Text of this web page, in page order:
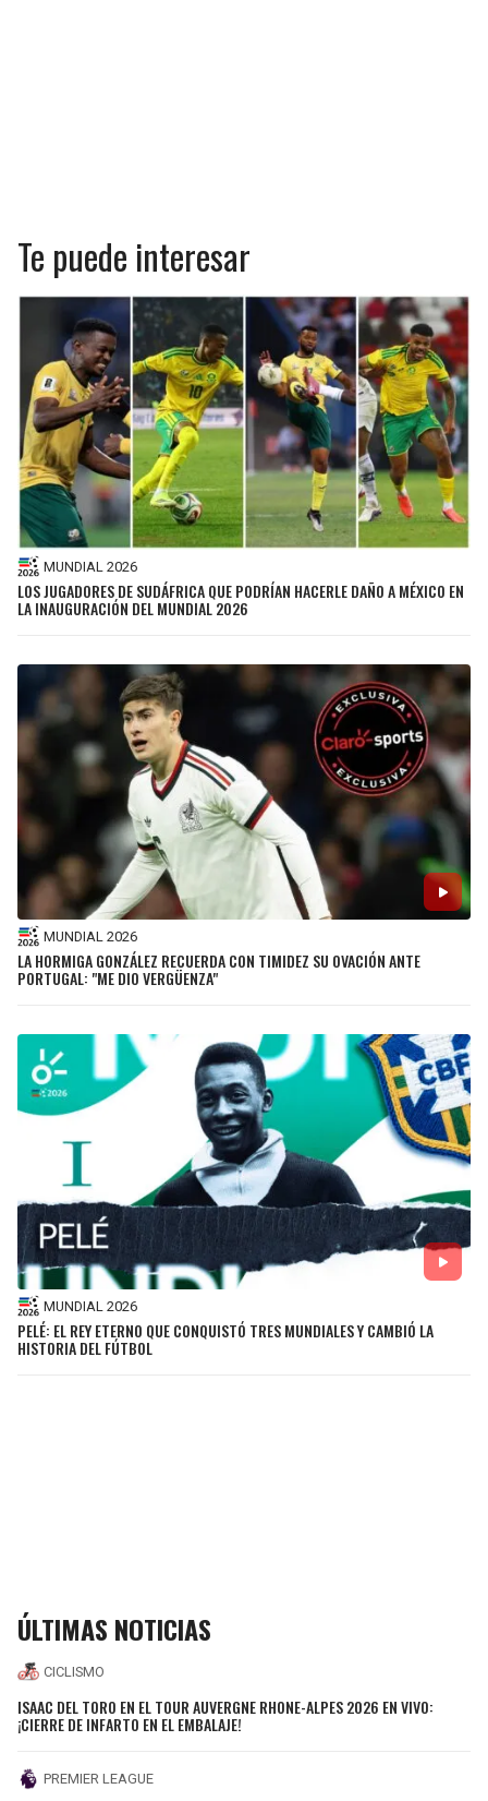
Te puede interesar
MUNDIAL 2026
LOS JUGADORES DE SUDÁFRICA QUE PODRÍAN HACERLE DAÑO A MÉXICO EN
LA INAUGURACIÓN DEL MUNDIAL 2026
MUNDIAL 2026
LA HORMIGA GONZÁLEZ RECUERDA CON TIMIDEZ SU OVACIÓN ANTE
PORTUGAL: "ME DIO VERGÜENZA"
MUNDIAL 2026
PELÉ: EL REY ETERNO QUE CONQUISTÓ TRES MUNDIALES Y CAMBIÓ LA
HISTORIA DEL FÚTBOL
ÚLTIMAS NOTICIAS
CICLISMO
ISAAC DEL TORO EN EL TOUR AUVERGNE RHONE-ALPES 2026 EN VIVO:
¡CIERRE DE INFARTO EN EL EMBALAJE!
PREMIER LEAGUE